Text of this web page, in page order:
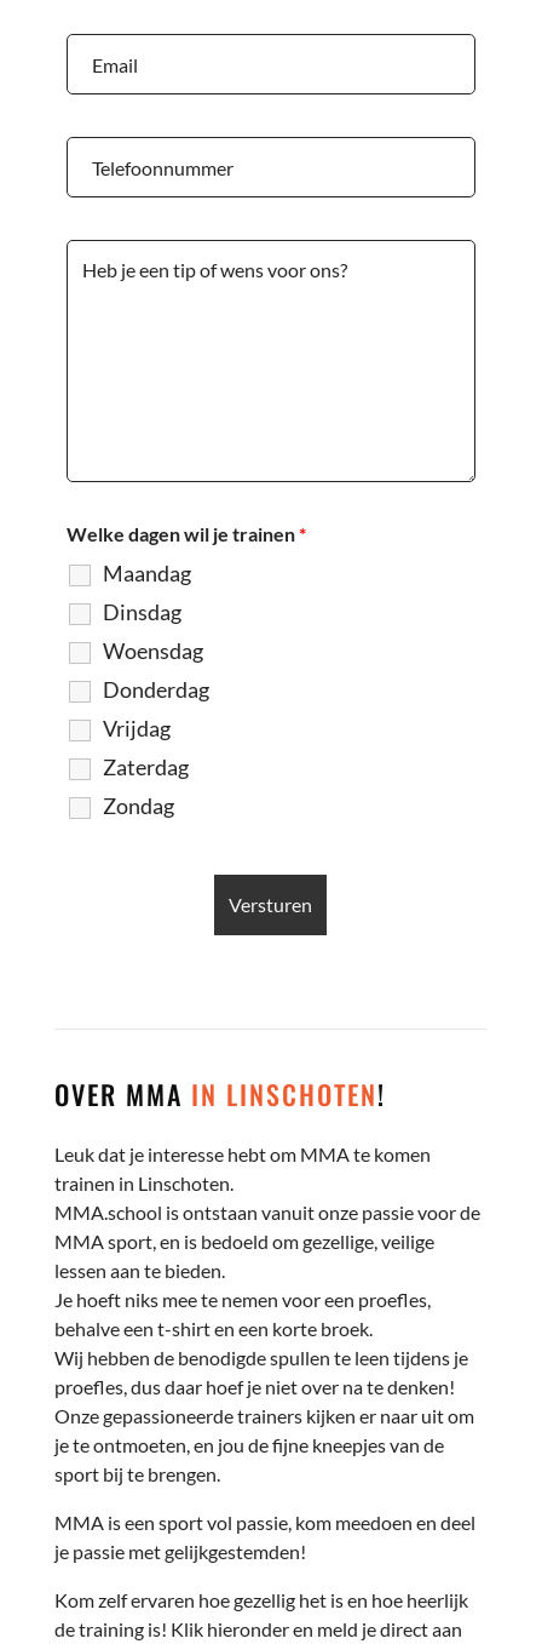
Welke dagen wil je trainen*
Maandag
Dinsdag
Woensdag
Donderdag
Vrijdag
Zaterdag
Zondag
OVER MMA IN LINSCHOTEN!
Leuk dat je interesse hebt om MMA te komen
trainen in Linschoten.
MMA.school is ontstaan vanuit onze passie voor de
MMA sport, en is bedoeld om gezellige, veilige
lessen aan te bieden.
Je hoeft niks mee te nemen voor een proefles,
behalve een t-shirt en een korte broek.
Wij hebben de benodigde spullen te leen tijdens je
proefles, dus daar hoef je niet over na te denken!
Onze gepassioneerde trainers kijken er naar uit om
je te ontmoeten, en jou de fijne kneepjes van de
sport bij te brengen.
MMA is een sport vol passie, kom meedoen en deel
je passie met gelijkgestemden!
Kom zelf ervaren hoe gezellig het is en hoe heerlijk
de training is! Klik hieronder en meld je direct aan